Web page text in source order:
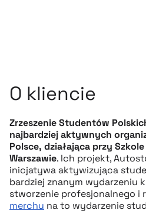
O kliencie
Zrzeszenie Studentów
najbardziej aktywnych
Polsce, działająca przy
Warszawie. Ich projekt,
inicjatywa aktywizująca
bardziej znanym wydarzeniu
stworzenie profesjonalnego i
merchu na to wydarzenie